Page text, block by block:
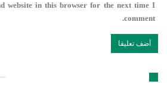
website in this browser for the next time I
comment.